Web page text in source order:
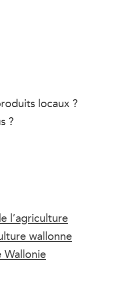
locaux ?
?
l’agriculture
wallonne
Wallonie